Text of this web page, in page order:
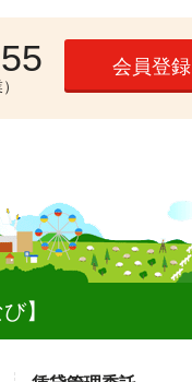
会員登録
】